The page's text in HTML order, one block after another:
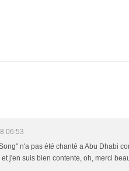
06:53
n'a pas été chanté a Abu Dhabi
j'en suis bien contente, oh, merci